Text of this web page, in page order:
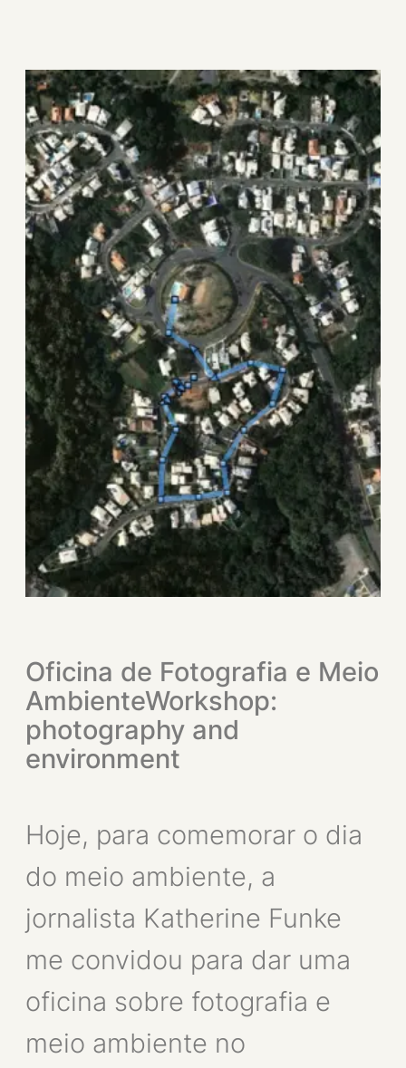
Oficina de Fotografia e Meio
AmbienteWorkshop:
photography and
environment
Hoje, para comemorar o dia
do meio ambiente, a
jornalista Katherine Funke
me convidou para dar uma
oficina sobre fotografia e
meio ambiente no